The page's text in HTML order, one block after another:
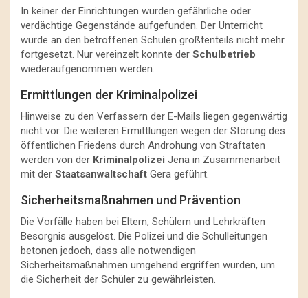
In keiner der Einrichtungen wurden gefährliche oder
verdächtige Gegenstände aufgefunden. Der Unterricht
wurde an den betroffenen Schulen größtenteils nicht mehr
fortgesetzt. Nur vereinzelt konnte der Schulbetrieb
wiederaufgenommen werden.
Ermittlungen der Kriminalpolizei
Hinweise zu den Verfassern der E-Mails liegen gegenwärtig
nicht vor. Die weiteren Ermittlungen wegen der Störung des
öffentlichen Friedens durch Androhung von Straftaten
werden von der Kriminalpolizei Jena in Zusammenarbeit
mit der Staatsanwaltschaft Gera geführt.
Sicherheitsmaßnahmen und Prävention
Die Vorfälle haben bei Eltern, Schülern und Lehrkräften
Besorgnis ausgelöst. Die Polizei und die Schulleitungen
betonen jedoch, dass alle notwendigen
Sicherheitsmaßnahmen umgehend ergriffen wurden, um
die Sicherheit der Schüler zu gewährleisten.